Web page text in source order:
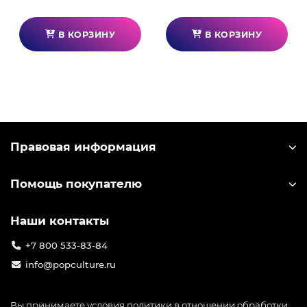
В КОРЗИНУ В КОРЗИНУ
Правовая информация
Помощь покупателю
Наши контакты
+7 800 533-83-84
info@popculture.ru